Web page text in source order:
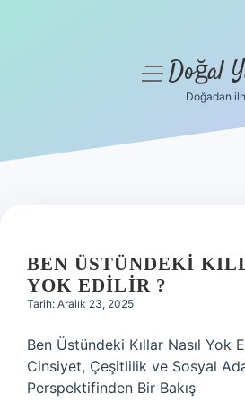
Hakkımızda
menüyüDoğal
Doğadan
BEN ÜSTÜNDEKI
YOK EDILIR ?
Tarih: Aralık 23, 2025
Ben Üstündeki Kıllar Nasıl Yok
Cinsiyet, Çeşitlilik ve Sosyal
Perspektifinden Bir Bakış